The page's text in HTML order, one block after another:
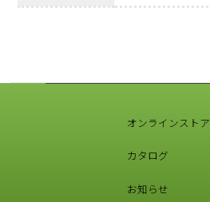
オンラインストア
カタログ
お知らせ